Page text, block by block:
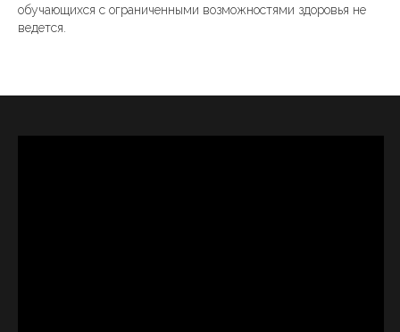
обучающихся с ограниченными возможностями здоровья не
ведется.